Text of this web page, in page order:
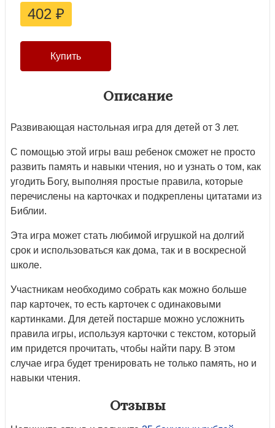
402 ₽
Описание
Развивающая настольная игра для детей от 3 лет.
С помощью этой игры ваш ребенок сможет не просто
развить память и навыки чтения, но и узнать о том, как
угодить Богу, выполняя простые правила, которые
перечислены на карточках и подкреплены цитатами из
Библии.
Эта игра может стать любимой игрушкой на долгий
срок и использоваться как дома, так и в воскресной
школе.
Участникам необходимо собрать как можно больше
пар карточек, то есть карточек с одинаковыми
картинками. Для детей постарше можно усложнить
правила игры, используя карточки с текстом, который
им придется прочитать, чтобы найти пару. В этом
случае игра будет тренировать не только память, но и
навыки чтения.
Отзывы